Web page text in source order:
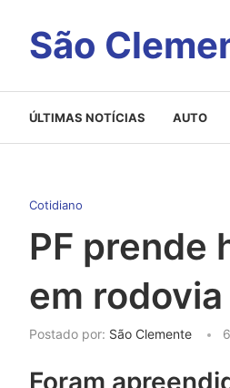
São
ÚLTIMAS NOTÍCIAS AUTO
Cotidiano
PF prende
em
Postado por: São Clemente